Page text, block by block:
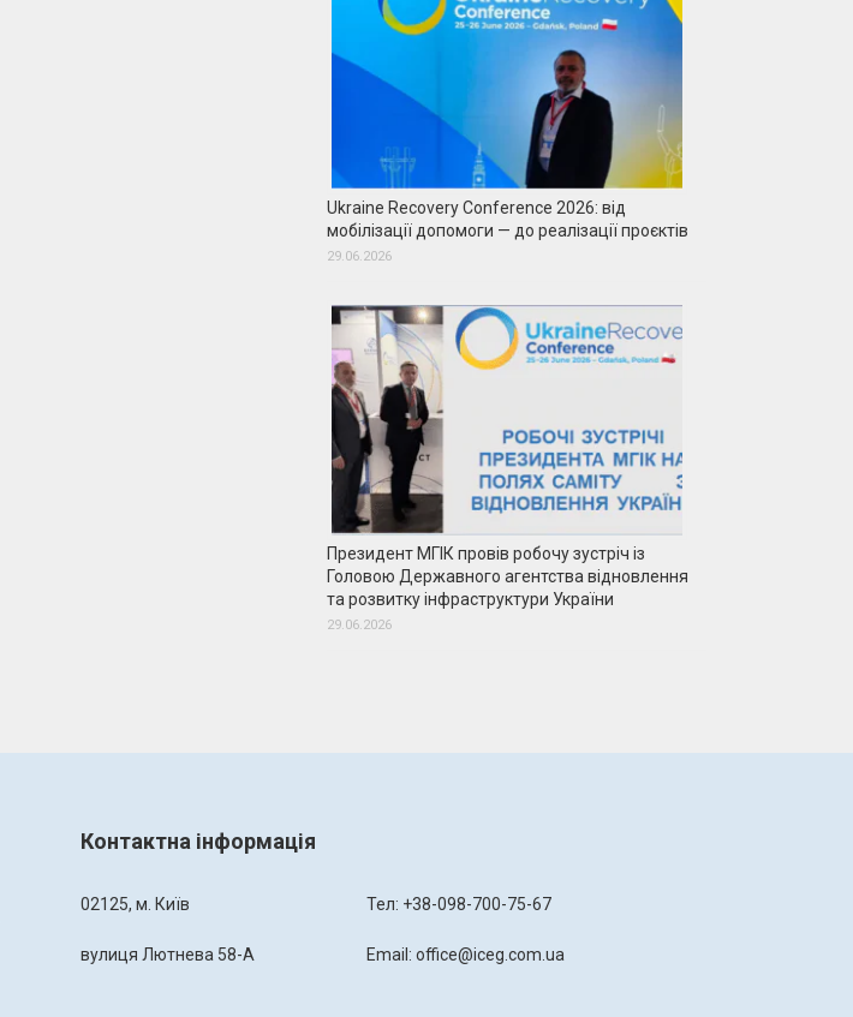
Ukraine Recovery Conference 2026: від
мобілізації допомоги — до реалізації проєктів
29.06.2026
Президент МГІК провів робочу зустріч із
Головою Державного агентства відновлення
та розвитку інфраструктури України
29.06.2026
Контактна інформація
02125, м. Київ
вулиця Лютнева 58-А
Тел: +38-098-700-75-67
Email: office@iceg.com.ua